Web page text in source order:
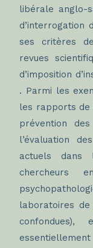
libérale anglo-
d’interrogation
ses critères
revues
d’imposition
. Parmi les
les rapports de
prévention
l’évaluation
actuels dans
chercheurs
laboratoires de